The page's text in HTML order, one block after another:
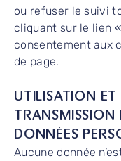
ou refuser le suivi
cliquant sur le lien
consentement aux
de page.
UTILISATION ET
TRANSMISSION
DONNÉES
Aucune donnée